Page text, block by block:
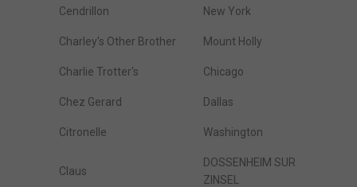
Cendrillon New York
Charley's Other Brother Mount Holly
Charlie Trotter's Chicago
Chez Gerard Dallas
Citronelle Washington
Claus
DOSSENHEIM SUR
ZINSEL